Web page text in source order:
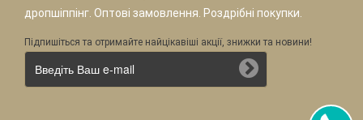
дропшіппінг. Оптові замовлення. Роздрібні покупки.
Підпишіться та отримайте найцікавіші акції, знижки та новини!